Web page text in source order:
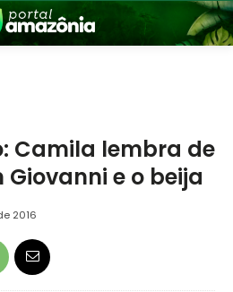
Camila lembra de
e o beija
2016